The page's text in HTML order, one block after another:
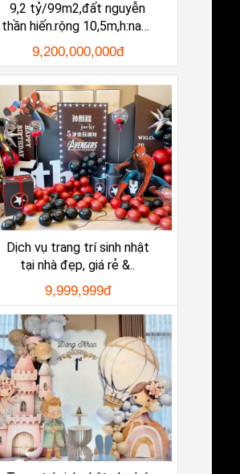
9,2 tỷ/99m2,đất nguyễn
thần hiến.rộng 10,5m,h:nam,
khu..
9,200,000,000đ
Dịch vụ trang trí sinh nhật
tại nhà đẹp, giá rẻ &..
9,999,999đ